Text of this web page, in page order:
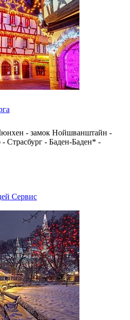
- замок Нойшванштайн -
Страсбург - Баден-Баден* -
Сервис